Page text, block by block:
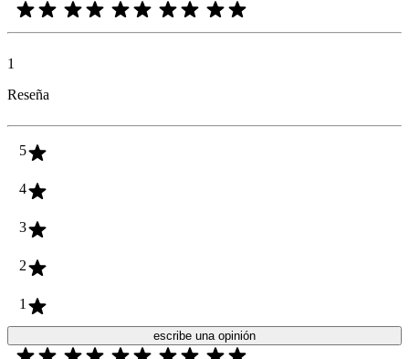
1
Reseña
5
4
3
2
1
escribe una opinión